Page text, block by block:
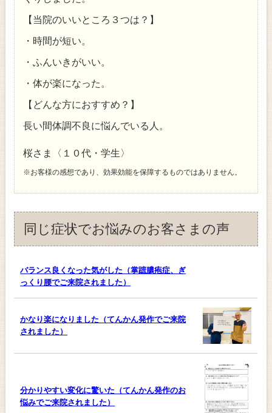
【当院のいいところ３つは？】
・時間が短い。
・ふんいきがいい。
・体が楽になった。
【どんな方におすすめ？】
長い間体調不良に悩んでいる人。
桜さま〈１０代・学生〉
※お客様の感想であり、効果効能を保障するものではありません。
同じ症状でお悩みのお客さまの声
バランス良くなった気がした（掌蹠膿疱症、ぎ
っくり腰でご来院されました）
かなり楽になりました（てんかん発作でご来院
されました）
分かりやすい変化に驚いた（てんかん発作のお
悩みでご来院されました）